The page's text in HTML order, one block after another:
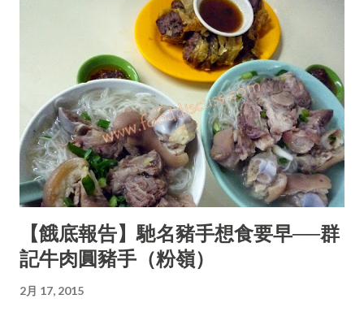
【餓底報告】馳名豬手想食要早──群
記牛肉圓豬手（粉嶺）
2月 17, 2015